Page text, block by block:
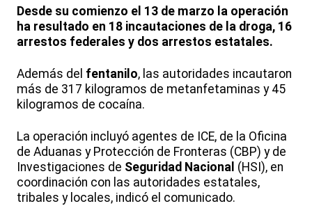
Desde su comienzo el 13 de marzo la operación
ha resultado en 18 incautaciones de la droga, 16
arrestos federales y dos arrestos estatales.
Además del fentanilo, las autoridades incautaron
más de 317 kilogramos de metanfetaminas y 45
kilogramos de cocaína.
La operación incluyó agentes de ICE, de la Oficina
de Aduanas y Protección de Fronteras (CBP) y de
Investigaciones de Seguridad Nacional (HSI), en
coordinación con las autoridades estatales,
tribales y locales, indicó el comunicado.